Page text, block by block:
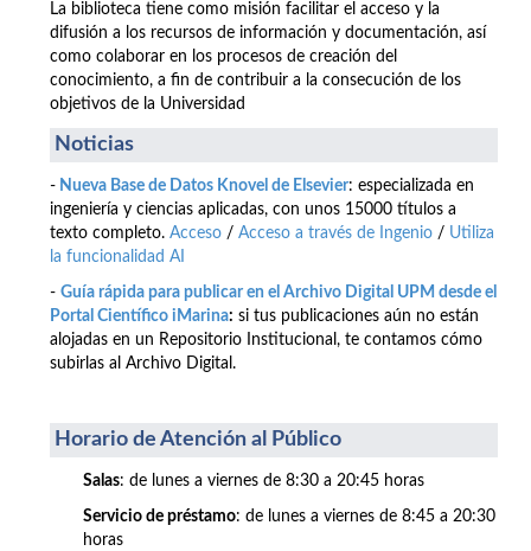
La biblioteca tiene como misión facilitar el acceso y la
difusión a los recursos de información y documentación, así
como colaborar en los procesos de creación del
conocimiento, a fin de contribuir a la consecución de los
objetivos de la Universidad
Noticias
- Nueva Base de Datos Knovel de Elsevier: especializada en
ingeniería y ciencias aplicadas, con unos 15000 títulos a
texto completo. Acceso / Acceso a través de Ingenio / Utiliza
la funcionalidad AI
- Guía rápida para publicar en el Archivo Digital UPM desde el
Portal Científico iMarina: si tus publicaciones aún no están
alojadas en un Repositorio Institucional, te contamos cómo
subirlas al Archivo Digital.
Horario de Atención al Público
Salas: de lunes a viernes de 8:30 a 20:45 horas
Servicio de préstamo: de lunes a viernes de 8:45 a 20:30
horas